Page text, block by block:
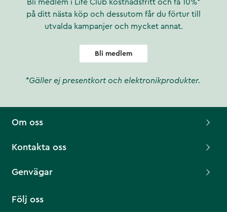
Bli medlem i Life Club kostnadsfritt och få 10%*
på ditt nästa köp och dessutom får du förtur till
utvalda kampanjer och mycket annat.
Bli medlem
*Gäller ej presentkort och elektronikprodukter.
Om oss
Kontakta oss
Genvägar
Följ oss